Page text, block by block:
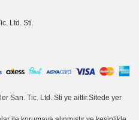
Ltd. Sti.
San. Tic. Ltd. Sti ye aittir.Sitede yer